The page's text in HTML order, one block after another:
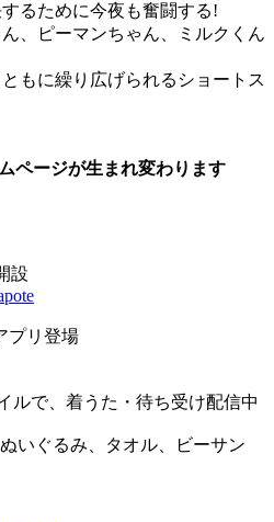
るために今夜も奮闘する!
、ピーマンちゃん、ミルクくん
もに繰り広げられるショートス
ページが生まれ変わります
設
プリ登場
ルで、着うた・待ち受け配信中
いぐるみ、タオル、ビーサン